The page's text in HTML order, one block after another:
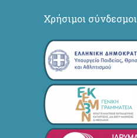
Χρήσιμοι σύνδεσμοι